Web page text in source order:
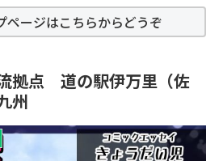
ージはこちらからどうぞ
拠点 道の駅伊万里（佐
州